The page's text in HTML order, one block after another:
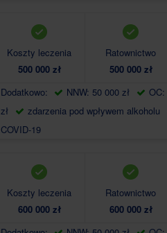
Koszty leczenia
500 000 zł
Ratownictwo
500 000 zł
Dodatkowo:
NNW: 50 000 zł
zł
zdarzenia pod wpływem alkoholu
COVID-19
Koszty leczenia
600 000 zł
Ratownictwo
600 000 zł